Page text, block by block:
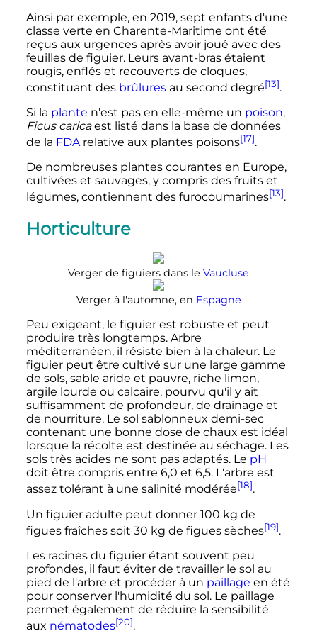
Ainsi par exemple, en 2019, sept enfants d'une
classe verte en Charente-Maritime ont été
reçus aux urgences après avoir joué avec des
feuilles de figuier. Leurs avant-bras étaient
rougis, enflés et recouverts de cloques,
constituant des brûluresau second degré[13].
Si la plante n'est pas en elle-même un poison,
Ficus caricaest listé dans la base de données
de la FDArelative aux plantes poisons[17].
De nombreuses plantes courantes en Europe,
cultivées et sauvages, y compris des fruits et
légumes, contiennent des furocoumarines[13].
Horticulture
Verger de figuiers dans le Vaucluse
Verger à l'automne, en Espagne
Peu exigeant, le figuier est robuste et peut
produire très longtemps. Arbre
méditerranéen, il résiste bien à la chaleur. Le
figuier peut être cultivé sur une large gamme
de sols, sable aride et pauvre, riche limon,
argile lourde ou calcaire, pourvu qu'il y ait
suffisamment de profondeur, de drainage et
de nourriture. Le sol sablonneux demi-sec
contenant une bonne dose de chaux est idéal
lorsque la récolte est destinée au séchage. Les
sols très acides ne sont pas adaptés. Le pH
doit être compris entre 6,0 et 6,5. L'arbre est
assez tolérant à une salinité modérée[18].
Un figuier adulte peut donner 100 kg de
figues fraîches soit 30 kg de figues sèches[19].
Les racines du figuier étant souvent peu
profondes, il faut éviter de travailler le sol au
pied de l'arbre et procéder à un paillage en été
pour conserver l'humidité du sol. Le paillage
permet également de réduire la sensibilité
aux nématodes[20].